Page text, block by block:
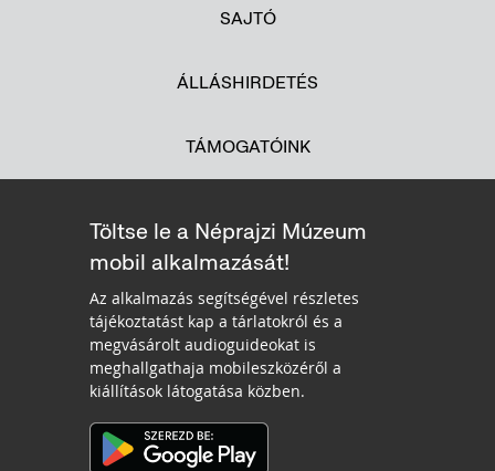
SAJTÓ
ÁLLÁSHIRDETÉS
TÁMOGATÓINK
Töltse le a Néprajzi Múzeum
mobil alkalmazását!
Az alkalmazás segítségével részletes
tájékoztatást kap a tárlatokról és a
megvásárolt audioguideokat is
meghallgathaja mobileszközéről a
kiállítások látogatása közben.